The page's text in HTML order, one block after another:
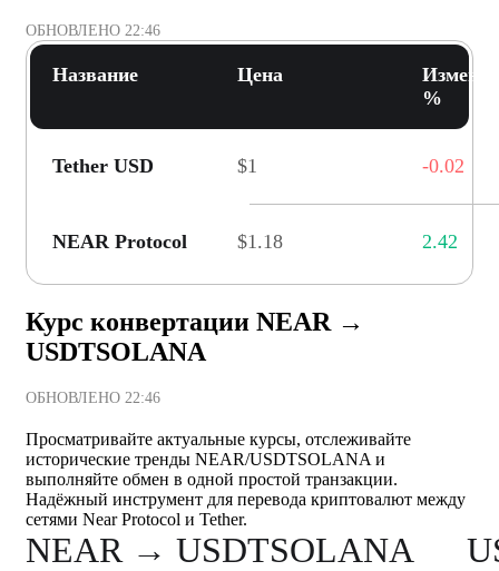
ОБНОВЛЕНО 22:46
Название Цена
%
Tether USD $1 -0.02
NEAR Protocol $1.18 2.42
Курс конвертации NEAR →
USDTSOLANA
ОБНОВЛЕНО 22:46
Просматривайте актуальные курсы, отслеживайте
исторические тренды NEAR/USDTSOLANA и
выполняйте обмен в одной простой транзакции.
Надёжный инструмент для перевода криптовалют между
сетями Near Protocol и Tether.
NEAR → USDTSOLANA